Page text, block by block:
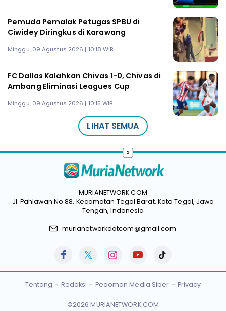
Pemuda Pemalak Petugas SPBU di
Ciwidey Diringkus di Karawang
Minggu, 09 Agustus 2026 | 10:18 WIB
FC Dallas Kalahkan Chivas 1-0, Chivas di
Ambang Eliminasi Leagues Cup
Minggu, 09 Agustus 2026 | 10:15 WIB
LIHAT SEMUA
MURIANETWORK.COM
Jl. Pahlawan No.88, Kecamatan Tegal Barat, Kota Tegal, Jawa
Tengah, Indonesia
murianetworkdotcom@gmail.com
Tentang Redaksi Pedoman Media Siber Privacy
©2026 MURIANETWORK.COM
x